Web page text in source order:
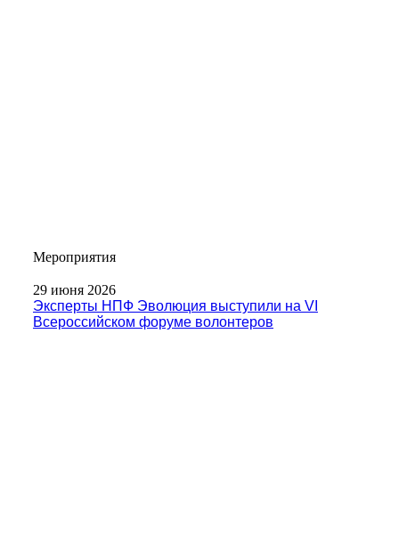
Мероприятия
29 июня 2026
Эксперты НПФ Эволюция выступили на VI
Всероссийском форуме волонтеров